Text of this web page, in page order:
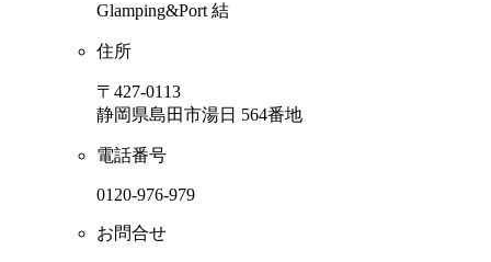
Glamping&Port 結
住所
〒427-0113
静岡県島田市湯日 564番地
電話番号
0120-976-979
お問合せ